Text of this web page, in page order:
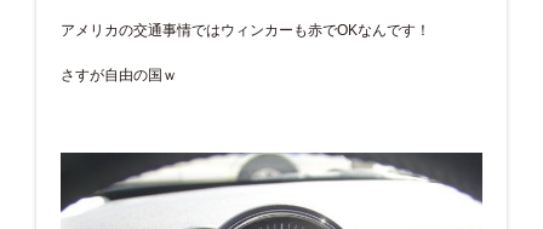
アメリカの交通事情ではウィンカーも赤でOKなんです！
さすが自由の国ｗ